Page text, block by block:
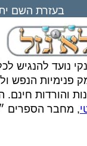
בעזרת השם
נועד להנגיש
פנימיות הנפש
והורדות
, מחבר הספרים